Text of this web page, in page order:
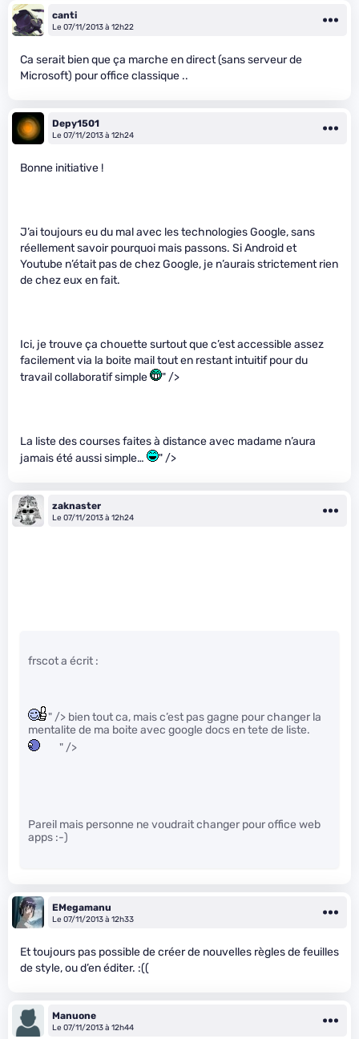
canti
Le 07/11/2013 à 12h22
Ca serait bien que ça marche en direct (sans serveur de
Microsoft) pour office classique ..
Depy1501
Le 07/11/2013 à 12h24
Bonne initiative !
J’ai toujours eu du mal avec les technologies Google, sans
réellement savoir pourquoi mais passons. Si Android et
Youtube n’était pas de chez Google, je n’aurais strictement rien
de chez eux en fait.
Ici, je trouve ça chouette surtout que c’est accessible assez
facilement via la boite mail tout en restant intuitif pour du
travail collaboratif simple
" />
La liste des courses faites à distance avec madame n’aura
jamais été aussi simple…
" />
zaknaster
Le 07/11/2013 à 12h24
frscot a écrit :
" /> bien tout ca, mais c’est pas gagne pour changer la
mentalite de ma boite avec google docs en tete de liste.
" />
Pareil mais personne ne voudrait changer pour office web
apps :-)
EMegamanu
Le 07/11/2013 à 12h33
Et toujours pas possible de créer de nouvelles règles de feuilles
de style, ou d’en éditer. :((
Manuone
Le 07/11/2013 à 12h44